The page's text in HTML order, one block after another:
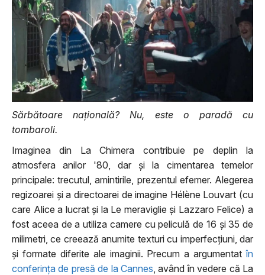
Sărbătoare națională? Nu, este o paradă cu
tombaroli.
Imaginea din La Chimera contribuie pe deplin la
atmosfera anilor '80, dar și la cimentarea temelor
principale: trecutul, amintirile, prezentul efemer. Alegerea
regizoarei și a directoarei de imagine Hélène Louvart (cu
care Alice a lucrat și la Le meraviglie și Lazzaro Felice) a
fost aceea de a utiliza camere cu peliculă de 16 și 35 de
milimetri, ce creează anumite texturi cu imperfecțiuni, dar
și formate diferite ale imaginii. Precum a argumentatîn
conferința de presă de la Cannes , având în vedere că La